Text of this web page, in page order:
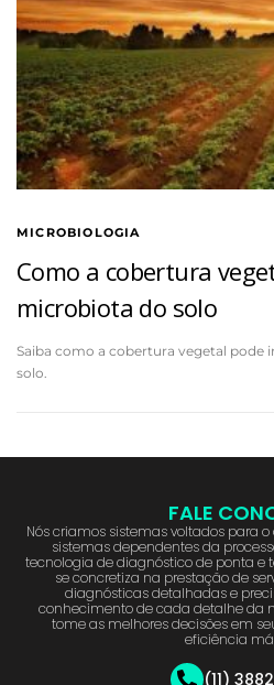
MICROBIOLOGIA
Como a cobertura
microbiota do solo
Saiba como a cobertura vegetal pode
solo.
FALE
Nós criamos sistemas voltados para
sistemas dependentes da
tecnologia de diagnóstico de ponta e
se concretiza na prestação de
diagnósticas detalhadas e
conhecimento de cada detalhe da
tome as melhores decisões em
eficiência
(11)